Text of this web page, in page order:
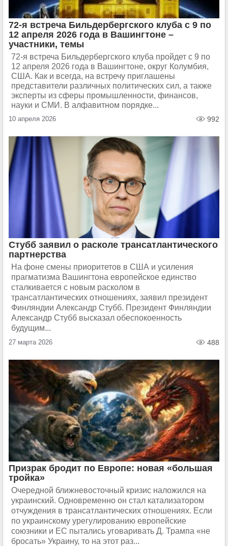
72-я встреча Бильдербергского клуба с 9 по
12 апреля 2026 года в Вашингтоне –
участники, темы
72-я встреча Бильдербергского клуба пройдет с 9 по
12 апреля 2026 года в Вашингтоне, округ Колумбия,
США. Как и всегда, на встречу приглашены
представители различных политических сил, а также
эксперты из сферы промышленности, финансов,
науки и СМИ. В алфавитном порядке...
10 апреля 2026 992
Стубб заявил о расколе трансатлантического
партнерства
На фоне смены приоритетов в США и усиления
прагматизма Вашингтона европейское единство
сталкивается с новым расколом в
трансатлантических отношениях, заявил президент
Финляндии Александр Стубб. Президент Финляндии
Александр Стубб высказал обеспокоенность
будущим...
27 марта 2026 488
Призрак бродит по Европе: новая «большая
тройка»
Очередной ближневосточный кризис наложился на
украинский. Одновременно он стал катализатором
отчуждения в трансатлантических отношениях. Если
по украинскому урегулированию европейские
союзники и ЕС пытались уговаривать Д. Трампа «не
бросать» Украину, то на этот раз...